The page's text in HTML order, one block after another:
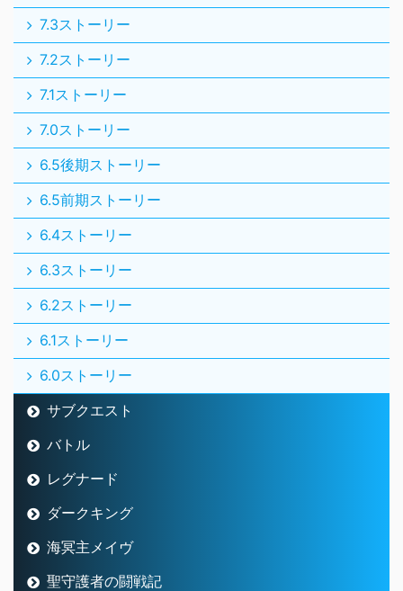
7.3ストーリー
7.2ストーリー
7.1ストーリー
7.0ストーリー
6.5後期ストーリー
6.5前期ストーリー
6.4ストーリー
6.3ストーリー
6.2ストーリー
6.1ストーリー
6.0ストーリー
サブクエスト
バトル
レグナード
ダークキング
海冥主メイヴ
聖守護者の闘戦記